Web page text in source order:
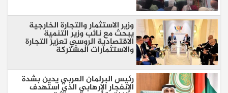
وزير الاستثمار والتجارة الخارجية
يبحث مع نائب وزير التنمية
الاقتصادية الروسي تعزيز التجارة
والاستثمارات المشتركة
رئيس البرلمان العربي يدين بشدة
الإنفجار الإرهابي الذي استهدف